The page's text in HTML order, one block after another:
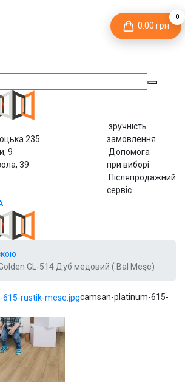
0.00 грн
0
235
9
39
зручність
замовлення
Допомога
при виборі
Післяпродажний
сервіс
GL-514 Дуб медовий ( Bal Meşe)
camsan-platinum-615-